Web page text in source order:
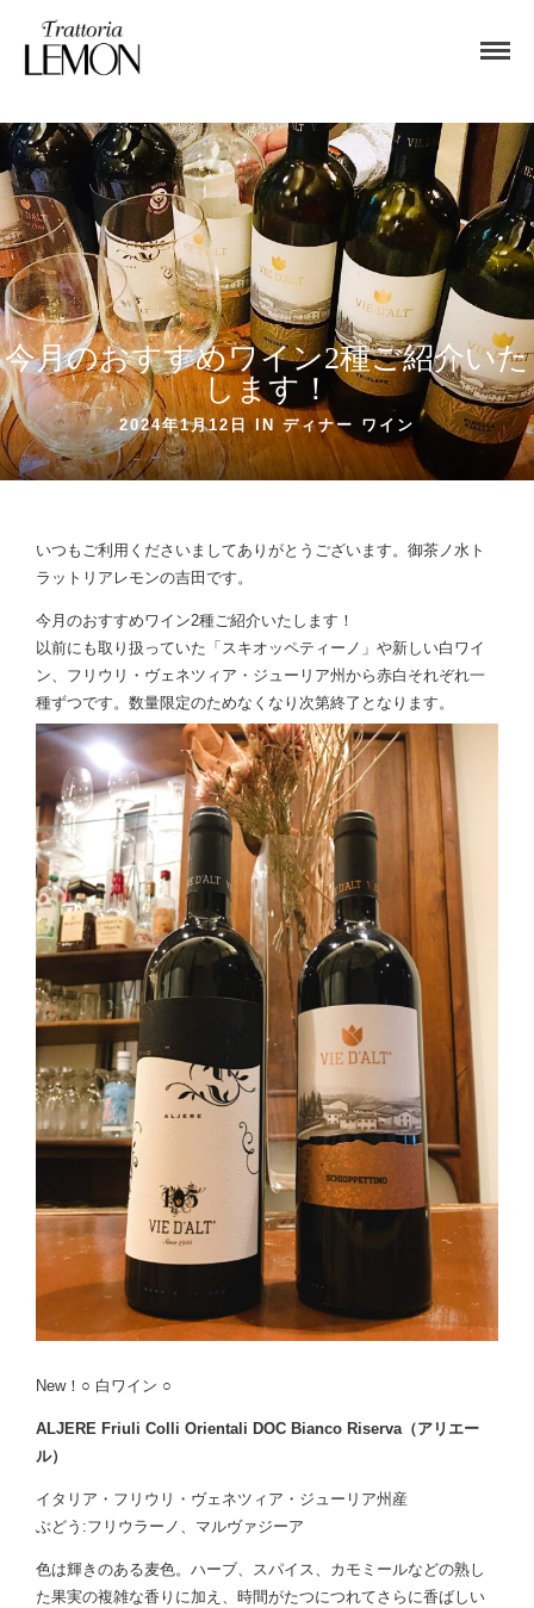
今月のおすすめワイン2種ご紹介いた
します！
2024年1月12日 IN ディナー ワイン
いつもご利用くださいましてありがとうございます。御茶ノ水ト
ラットリアレモンの吉田です。
今月のおすすめワイン2種ご紹介いたします！
以前にも取り扱っていた「スキオッペティーノ」や新しい白ワイ
ン、フリウリ・ヴェネツィア・ジューリア州から赤白それぞれ一
種ずつです。数量限定のためなくなり次第終了となります。
New！○ 白ワイン ○
ALJERE Friuli Colli Orientali DOC Bianco Riserva（アリエー
ル）
イタリア・フリウリ・ヴェネツィア・ジューリア州産
ぶどう:フリウラーノ、マルヴァジーア
色は輝きのある麦色。ハーブ、スパイス、カモミールなどの熟し
た果実の複雑な香りに加え、時間がたつにつれてさらに香ばしい